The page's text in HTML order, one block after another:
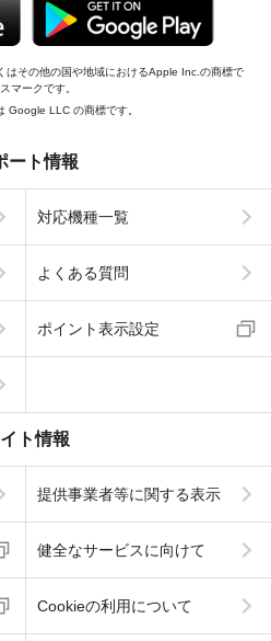
その他の国や地域におけるApple Inc.の商標で
マークです。
LLC の商標です。
ート情報
対応機種一覧
よくある質問
ポイント表示設定
ト情報
提供事業者等に関する表示
健全なサービスに向けて
Cookieの利用について